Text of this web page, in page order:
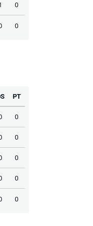
Firm
Kids
0
0
PT
0
0
0
0
0